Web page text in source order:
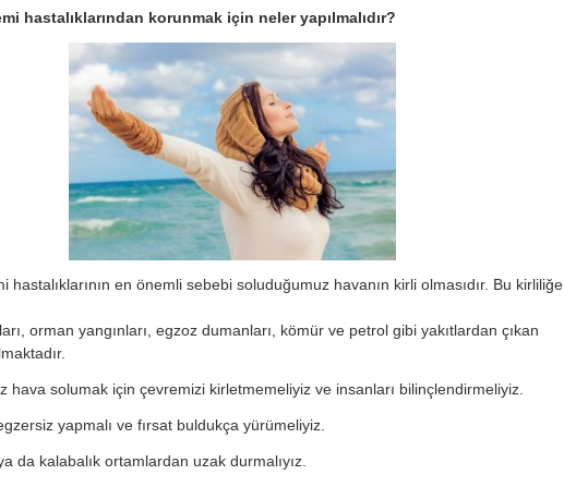
hastalıklarından korunmak için neler yapılmalıdır?
hastalıklarının en önemli sebebi soluduğumuz havanın kirli olmasıdır. Bu kirliliğe
orman yangınları, egzoz dumanları, kömür ve petrol gibi yakıtlardan çıkan
hava solumak için çevremizi kirletmemeliyiz ve insanları bilinçlendirmeliyiz.
yapmalı ve fırsat buldukça yürümeliyiz.
da kalabalık ortamlardan uzak durmalıyız.